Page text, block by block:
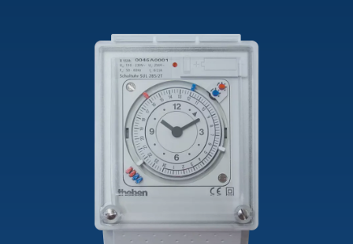
Smart Home
Aanwezigheids- en bewegingsmelders
LED spot
OEM-oplossingen
OEM-experts
Referenties
Tijd- en lichtregeling
DALI-2 lichtregeling
Mediatheek
Onderneming